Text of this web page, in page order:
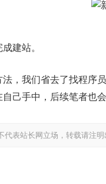
建站。
，我们省去了找程序
己手中，后续笔者也
代表站长网立场，转载请注明